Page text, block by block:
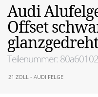
Audi
Offset
glanzgedreht
Teilenummer:
21 ZOLL - AUDI FELGE